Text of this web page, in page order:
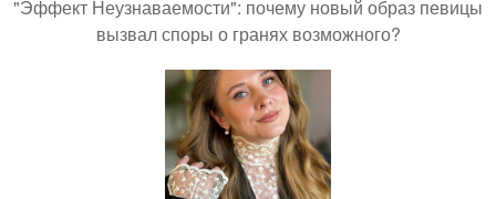
"Эффект Неузнаваемости": почему новый образ певицы
вызвал споры о гранях возможного?